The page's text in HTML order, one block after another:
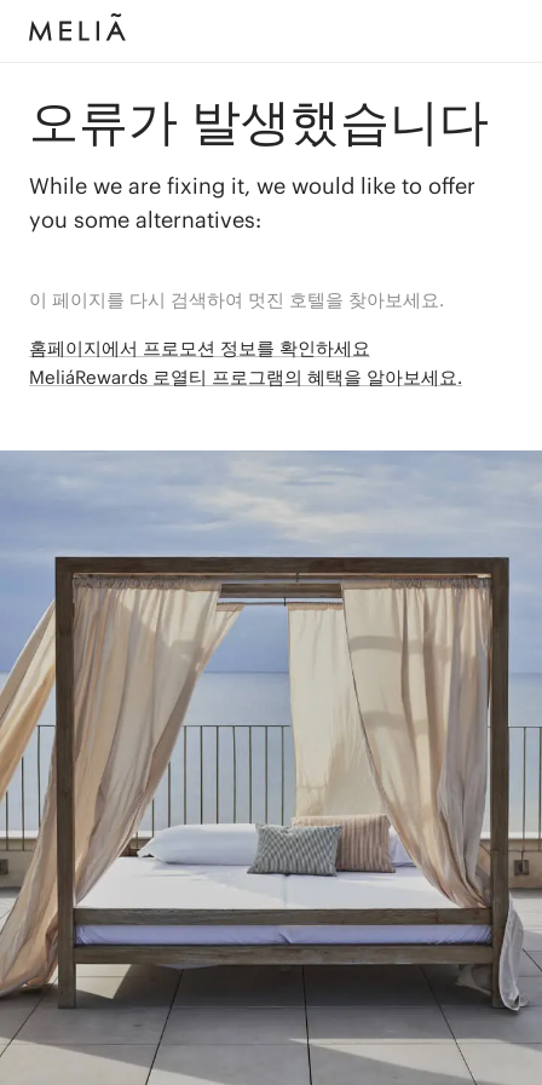
오류가 발생했습니다
While we are fixing it, we would like to offer
you some alternatives:
이 페이지를 다시 검색하여 멋진 호텔을 찾아보세요.
홈페이지에서 프로모션 정보를 확인하세요
MeliáRewards 로열티 프로그램의 혜택을 알아보세요.